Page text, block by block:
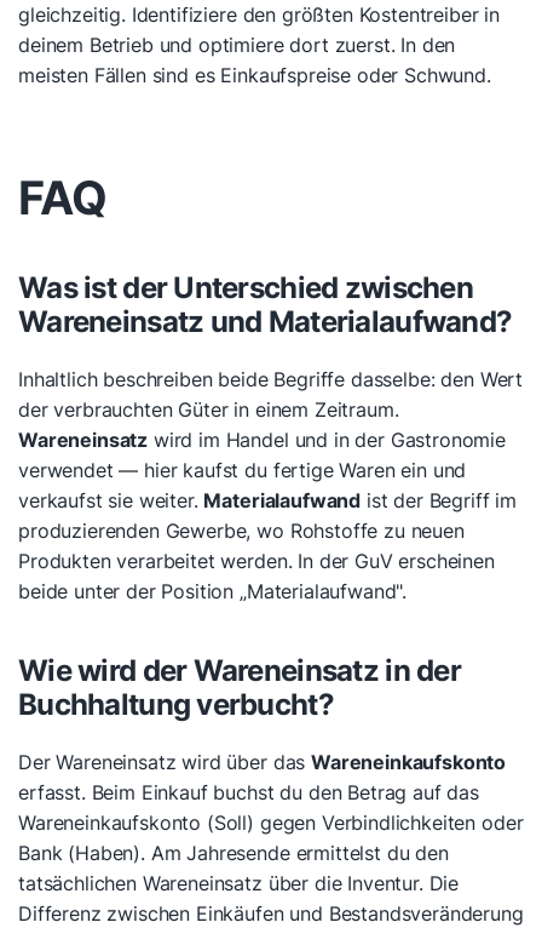
gleichzeitig. Identifiziere den größten Kostentreiber in
deinem Betrieb und optimiere dort zuerst. In den
meisten Fällen sind es Einkaufspreise oder Schwund.
FAQ
Was ist der Unterschied zwischen
Wareneinsatz und Materialaufwand?
Inhaltlich beschreiben beide Begriffe dasselbe: den Wert
der verbrauchten Güter in einem Zeitraum.
Wareneinsatz wird im Handel und in der Gastronomie
verwendet — hier kaufst du fertige Waren ein und
verkaufst sie weiter. Materialaufwand ist der Begriff im
produzierenden Gewerbe, wo Rohstoffe zu neuen
Produkten verarbeitet werden. In der GuV erscheinen
beide unter der Position „Materialaufwand".
Wie wird der Wareneinsatz in der
Buchhaltung verbucht?
Der Wareneinsatz wird über dasWareneinkaufskonto
erfasst. Beim Einkauf buchst du den Betrag auf das
Wareneinkaufskonto (Soll) gegen Verbindlichkeiten oder
Bank (Haben). Am Jahresende ermittelst du den
tatsächlichen Wareneinsatz über die Inventur. Die
Differenz zwischen Einkäufen und Bestandsveränderung